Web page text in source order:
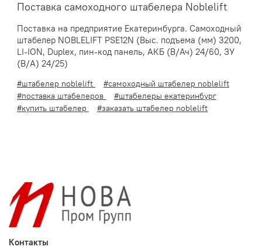
Поставка самоходного штабелера Noblelift
Поставка на предприятие Екатеринбурга. Самоходный
штабелер NOBLELIFT PSE12N (Выc. подъема (мм) 3200,
LI-ION, Duplex, пин-код панель, АКБ (В/Ач) 24/60, ЗУ
(В/А) 24/25)
#штабелер noblelift
#самоходный штабелер noblelift
#поставка штабелеров
#штабелеры екатеринбург
#купить штабелер
#заказать штабелер noblelift
Контакты